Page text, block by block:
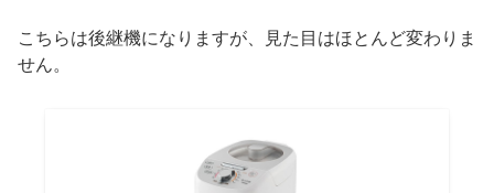
こちらは後継機になりますが、見た目はほとんど変わりま
せん。